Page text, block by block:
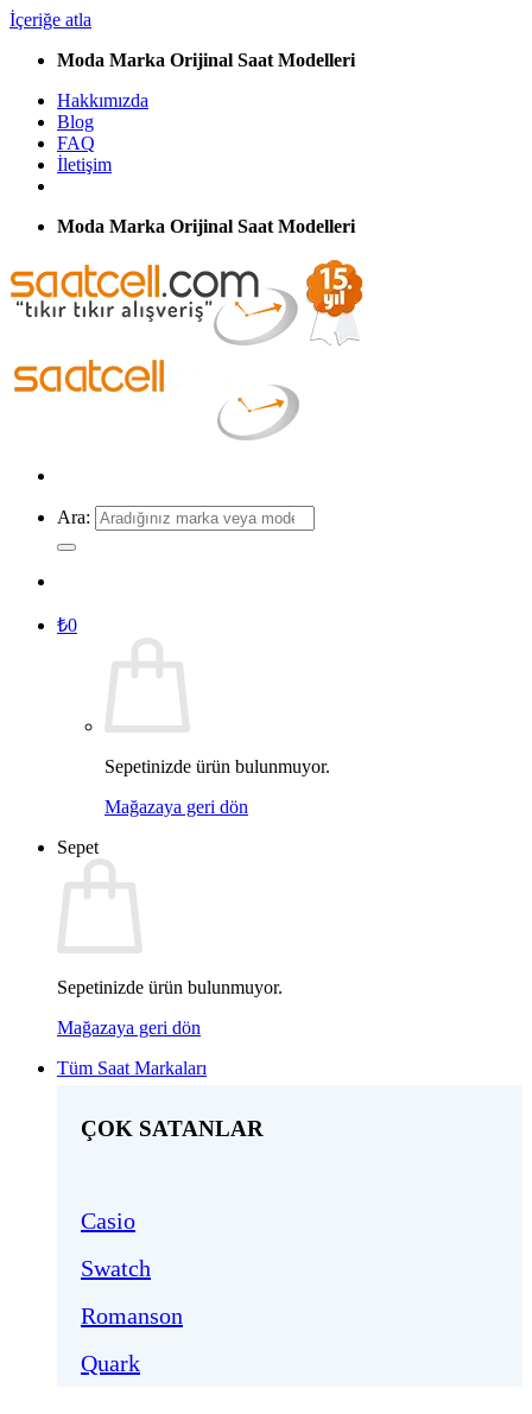
İçeriğe atla
Moda Marka Orijinal Saat Modelleri
Hakkımızda
Blog
FAQ
İletişim
Moda Marka Orijinal Saat Modelleri
Ara:
₺0
Sepetinizde ürün bulunmuyor.
Mağazaya geri dön
Sepet
Sepetinizde ürün bulunmuyor.
Mağazaya geri dön
Tüm Saat Markaları
ÇOK SATANLAR
Casio
Swatch
Romanson
Quark